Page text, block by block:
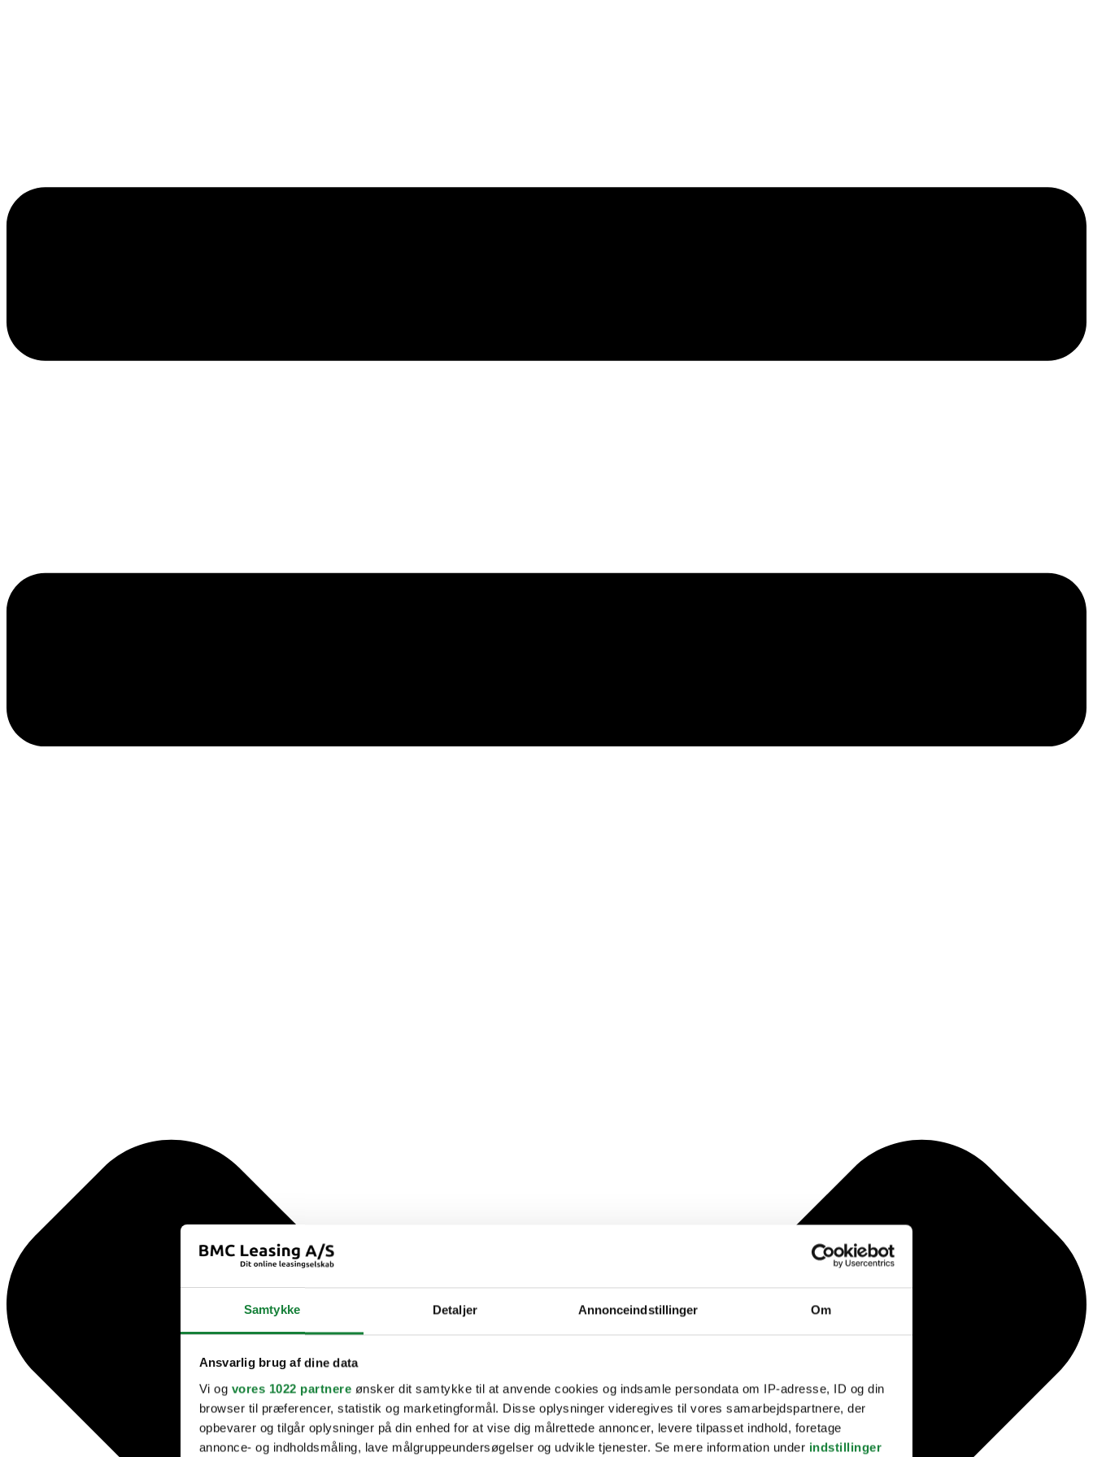
Samtykke Detaljer Annonceindstillinger Om
Ansvarlig brug af dine data
Vi og vores 1022 partnere ønsker dit samtykke til at anvende cookies og indsamle persondata om IP-adresse, ID og din
browser til præferencer, statistik og marketingformål. Disse oplysninger videregives til vores samarbejdspartnere, der
opbevarer og tilgår oplysninger på din enhed for at vise dig målrettede annoncer, levere tilpasset indhold, foretage
annonce- og indholdsmåling, lave målgruppeundersøgelser og udvikle tjenester. Se mere information under indstillinger